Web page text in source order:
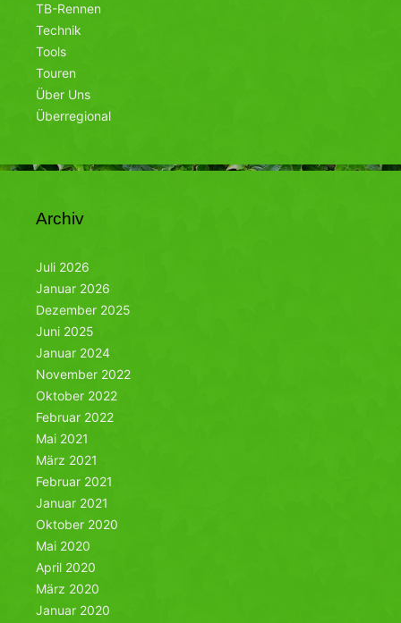
TB-Rennen
Technik
Tools
Touren
Über Uns
Überregional
Archiv
Juli 2026
Januar 2026
Dezember 2025
Juni 2025
Januar 2024
November 2022
Oktober 2022
Februar 2022
Mai 2021
März 2021
Februar 2021
Januar 2021
Oktober 2020
Mai 2020
April 2020
März 2020
Januar 2020